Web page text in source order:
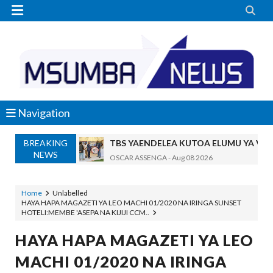
 
Navigation
BREAKING
NEWS
TBS YAENDELEA KUTOA ELUMU YA
OSCAR ASSENGA-Aug 08 2026
Nilishikilia Cheo Kile Kile Kwa Miaka
Niliteswa Na Ndoto Za Kutisha Usiku,
Zawadi - Aug 08 2026
Nilinusurika Jela Kwa Dhuluma, Mpaka
Home
Unlabelled
HAYA HAPA MAGAZETI YA LEO MACHI 01/2020 NA IRINGA SUNSET
HOTELI:MEMBE 'ASEPA NA KIJIJI CCM..
HAYA HAPA MAGAZETI YA LEO
MACHI 01/2020 NA IRINGA